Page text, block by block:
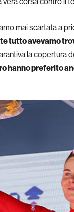
mai scartata a
tutto avevamo
la copertura
hanno preferito